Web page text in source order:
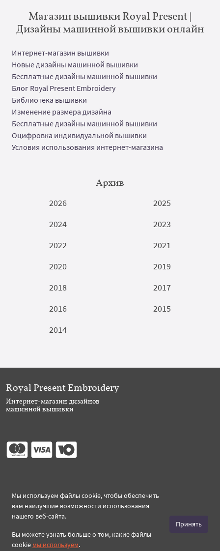
Магазин вышивки Royal Present |
Дизайны машинной вышивки онлайн
Интернет-магазин вышивки
Новые дизайны машинной вышивки
Бесплатные дизайны машинной вышивки
Блог Royal Present Embroidery
Библиотека вышивки
Изменение размера дизайна
Бесплатные дизайны машинной вышивки
Оцифровка индивидуальной вышивки
Условия использования интернет-магазина
Архив
2026
2025
2024
2023
2022
2021
2020
2019
2018
2017
2016
2015
2014
Мы используем файлы cookie, чтобы обеспечить
вам наилучшие возможности использования
нашего веб-сайта.
Вы можете узнать больше о том, какие файлы
cookie мы используем.
Принять
Royal Present Embroidery
Интернет-магазин дизайнов
машинной вышивки
Создано 2026 Royal-Present.ru ©